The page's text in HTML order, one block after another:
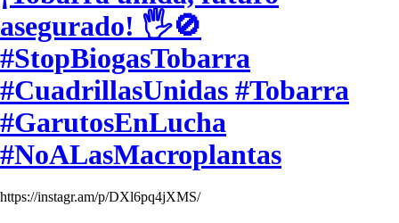
asegurado! 🖐️🚫 ​
#StopBiogasTobarra
#CuadrillasUnidas #Tobarra
#GarutosEnLucha
#NoALasMacroplantas
https://instagr.am/p/DXl6pq4jXMS/